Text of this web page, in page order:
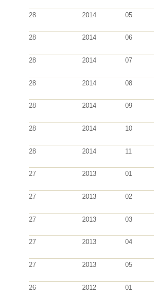
28
2014 05
28
2014 06
28
2014 07
28
2014 08
28
2014 09
28
2014 10
28
2014 11
27
2013 01
27
2013 02
27
2013 03
27
2013 04
27
2013 05
26
2012 01